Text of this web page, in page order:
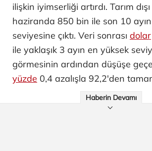
ilişkin iyimserliği artırdı. Tarım
haziranda 850 bin ile son 10
seviyesine çıktı. Veri sonrası dolar
ile yaklaşık 3 ayın en yüksek
görmesinin ardından düşüşe
yüzde 0,4 azalışla 92,2'den
Haberin Devamı